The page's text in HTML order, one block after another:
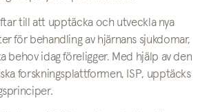
till att upptäcka och utveckla nya
för behandling av hjärnans sjukdomar,
behov idag föreligger. Med hjälp av den
forskningsplattformen, ISP, upptäcks